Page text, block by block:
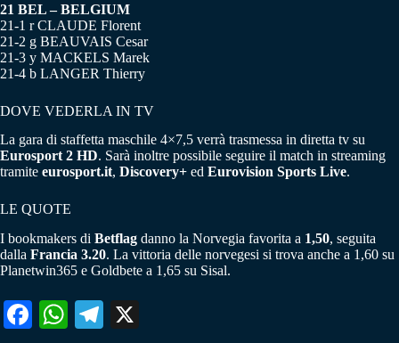
21 BEL – BELGIUM
21-1 r CLAUDE Florent
21-2 g BEAUVAIS Cesar
21-3 y MACKELS Marek
21-4 b LANGER Thierry
DOVE VEDERLA IN TV
La gara di staffetta maschile 4×7,5 verrà trasmessa in diretta tv su
Eurosport 2 HD. Sarà inoltre possibile seguire il match in streaming
tramite eurosport.it, Discovery+ ed Eurovision Sports Live.
LE QUOTE
I bookmakers di Betflag danno la Norvegia favorita a 1,50, seguita
dalla Francia 3.20. La vittoria delle norvegesi si trova anche a 1,60 su
Planetwin365 e Goldbete a 1,65 su Sisal.
Fa W
Te